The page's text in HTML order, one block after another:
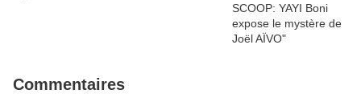
Commentaires